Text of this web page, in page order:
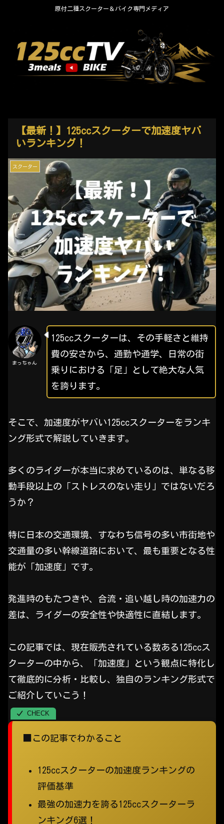
原付二種スクーター＆バイク専門メディア
【最新！】125ccスクーターで加速度ヤバ
いランキング！
スクーター
まっちゃん
125ccスクーターは、その手軽さと維持
費の安さから、通勤や通学、日常の街
乗りにおける「足」として絶大な人気
を誇ります。
そこで、加速度がヤバい125ccスクーターをランキ
ング形式で解説していきます。
多くのライダーが本当に求めているのは、単なる移
動手段以上の「ストレスのない走り」ではないだろ
うか？
特に日本の交通環境、すなわち信号の多い市街地や
交通量の多い幹線道路において、最も重要となる性
能が「加速度」です。
発進時のもたつきや、合流・追い越し時の加速力の
差は、ライダーの安全性や快適性に直結します。
この記事では、現在販売されている数ある125ccス
クーターの中から、「加速度」という観点に特化し
て徹底的に分析・比較し、独自のランキング形式で
ご紹介していこう！
■この記事でわかること
125ccスクーターの加速度ランキングの
評価基準
最強の加速力を誇る125ccスクーターラ
ンキング6選！